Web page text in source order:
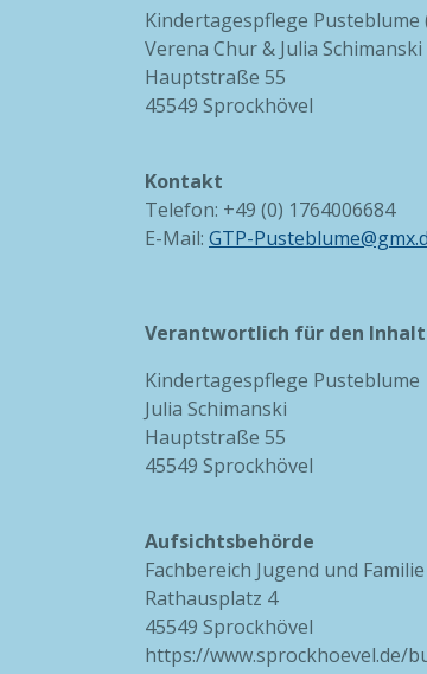
Kindertagespflege
Verena Chur & Julia Schimanski
Hauptstraße 55
45549 Sprockhövel
Kontakt
Telefon: +49 (0) 1764006684
E-Mail: GTP-
Verantwortlich für den
Kindertagespflege Pusteblume
Julia Schimanski
Hauptstraße 55
45549 Sprockhövel
Aufsichtsbehörde
Fachbereich Jugend und
Rathausplatz 4
45549 Sprockhövel
https://www.sprockhoevel.de/